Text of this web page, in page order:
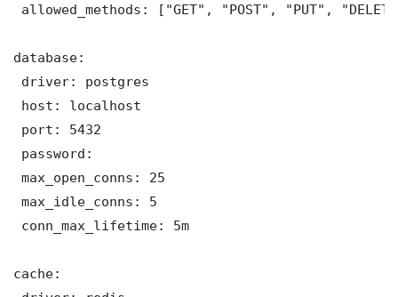
allowed_methods: ["GET", "POST", "PUT",
database:
driver: postgres
host: localhost
port: 5432
password:
max_open_conns: 25
max_idle_conns: 5
conn_max_lifetime: 5m
cache: